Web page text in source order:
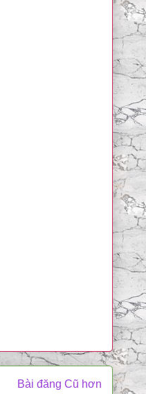
Bài đăng Cũ hơn